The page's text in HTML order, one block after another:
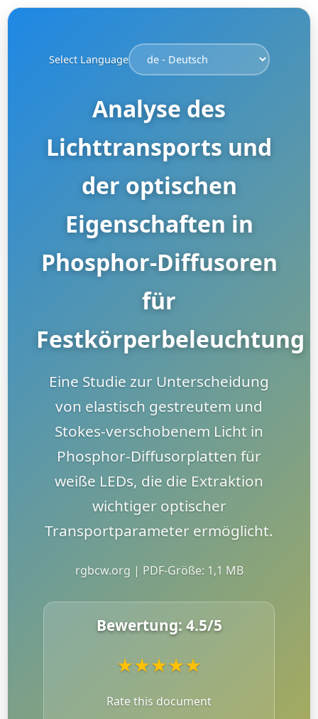
Select Language
Analyse des
Lichttransports und
der optischen
Eigenschaften in
Phosphor-Diffusoren
für
Festkörperbeleuchtung
Eine Studie zur Unterscheidung
von elastisch gestreutem und
Stokes-verschobenem Licht in
Phosphor-Diffusorplatten für
weiße LEDs, die die Extraktion
wichtiger optischer
Transportparameter ermöglicht.
rgbcw.org | PDF-Größe: 1,1 MB
Bewertung: 4.5/5
★★★★★
Rate this document